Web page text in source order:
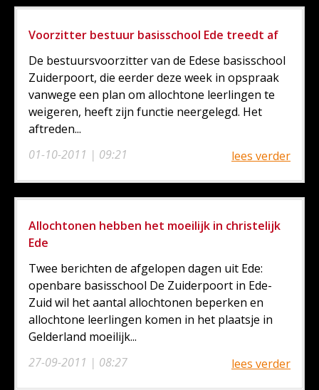
Voorzitter bestuur basisschool Ede treedt af
01-10-2011 | 09:21
De bestuursvoorzitter van de Edese basisschool
Zuiderpoort, die eerder deze week in opspraak
vanwege een plan om allochtone leerlingen te
weigeren, heeft zijn functie neergelegd. Het
aftreden...
lees verder
Allochtonen hebben het moeilijk in christelijk
Ede
27-09-2011 | 08:27
Twee berichten de afgelopen dagen uit Ede:
openbare basisschool De Zuiderpoort in Ede-
Zuid wil het aantal allochtonen beperken en
allochtone leerlingen komen in het plaatsje in
Gelderland moeilijk...
lees verder